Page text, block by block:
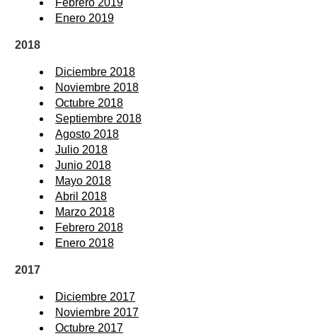
Enero 2019
2018
Diciembre 2018
Noviembre 2018
Octubre 2018
Septiembre 2018
Agosto 2018
Julio 2018
Junio 2018
Mayo 2018
Abril 2018
Marzo 2018
Febrero 2018
Enero 2018
2017
Diciembre 2017
Noviembre 2017
Octubre 2017